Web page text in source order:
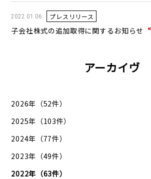
2022.01.06 プレスリリース
子会社株式の追加取得に関するお知らせ
アーカイヴ
2026年（52件）
2025年（103件）
2024年（77件）
2023年（49件）
2022年（63件）